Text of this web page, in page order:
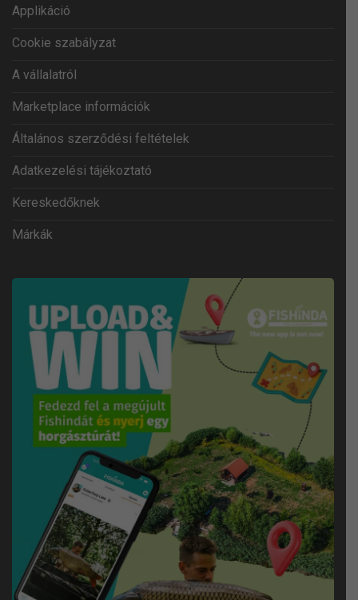
Applikáció
Cookie szabályzat
A vállalatról
Marketplace információk
Általános szerződési feltételek
Adatkezelési tájékoztató
Kereskedőknek
Márkák